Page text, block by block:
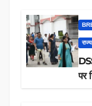
राज्य
पर